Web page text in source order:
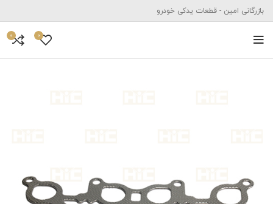
بازرگانی امین - قطعات یدکی خودرو
0
0